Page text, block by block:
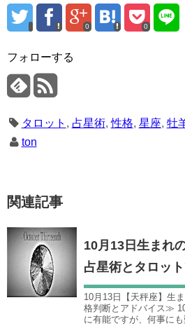
0 0
フォローする
タロット , 占星術,性格, 星座, 牡
ton
関連記事
10月13日生まれ
占星術とタロッ
10月13日【天秤座】生
格判断とアドバイス≫
に有能ですが、何事に